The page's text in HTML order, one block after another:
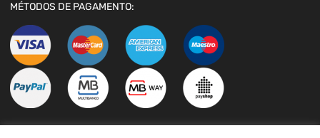
MÉTODOS DE PAGAMENTO: